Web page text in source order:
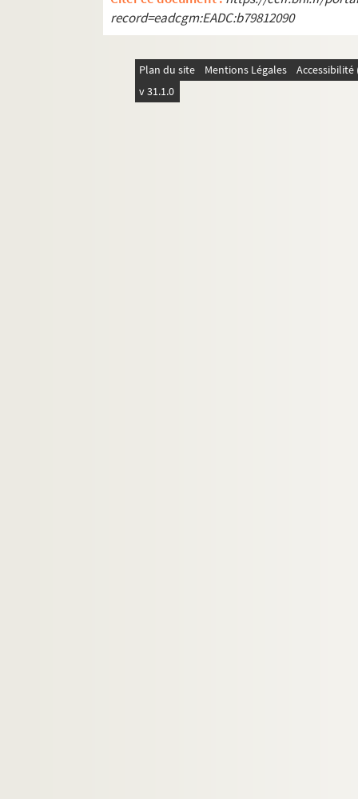
record=eadcgm:EADC:b79812090
Plan du site Mentions Légales
v 31.1.0